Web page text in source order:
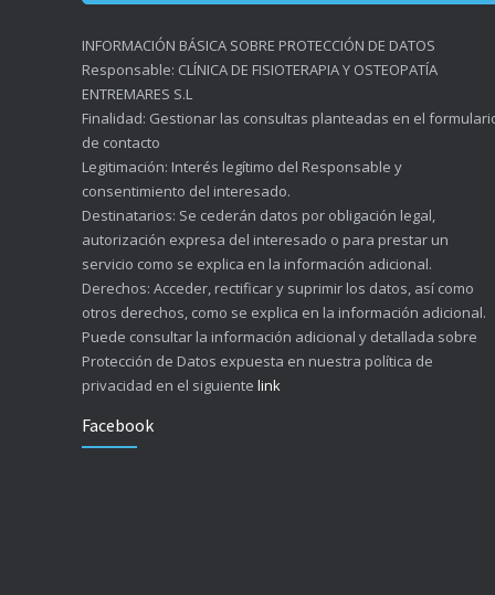
INFORMACIÓN BÁSICA SOBRE PROTECCIÓN DE DATOS
Responsable: CLÍNICA DE FISIOTERAPIA Y OSTEOPATÍA
ENTREMARES S.L
Finalidad: Gestionar las consultas planteadas en el
de contacto
Legitimación: Interés legítimo del Responsable y
consentimiento del interesado.
Destinatarios: Se cederán datos por obligación legal,
autorización expresa del interesado o para prestar un
servicio como se explica en la información adicional.
Derechos: Acceder, rectificar y suprimir los datos, así como
otros derechos, como se explica en la información adicional.
Puede consultar la información adicional y detallada sobre
Protección de Datos expuesta en nuestra política de
privacidad en el siguiente link
Facebook